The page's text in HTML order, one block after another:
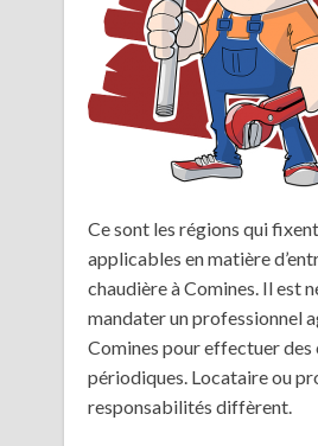
Ce sont les régions qui
applicables en matière
chaudière à Comines. Il est
mandater un professionnel
Comines pour effectuer des
périodiques. Locataire ou
responsabilités diffèrent.